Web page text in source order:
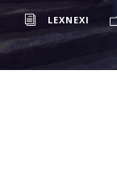
LEXNEXI